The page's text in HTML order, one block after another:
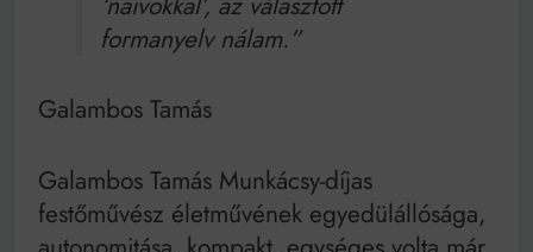
formanyelv nálam.”
Galambos Tamás
Galambos Tamás Munkácsy-díjas
festőművész életművének egyedülállósága,